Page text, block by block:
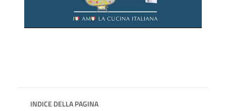
INDICE DELLA PAGINA